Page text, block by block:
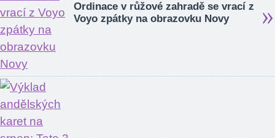
Ordinace v růžové zahradě se vrací z
Voyo zpátky na obrazovku Novy